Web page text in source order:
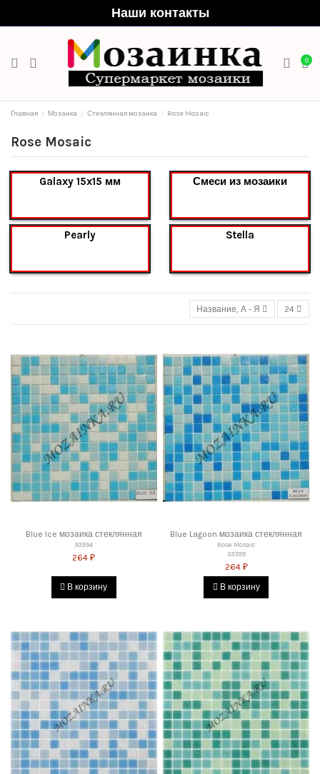
Наши контакты
0
Главная Мозаика Стеклянная мозаика Rose Mosaic
Rose Mosaic
Galaxy 15x15 мм Смеси из мозаики
Pearly Stella
Название, А - Я 24
Blue Ice мозаика стеклянная
33394
264 ₽
В корзину
Blue Lagoon мозаика стеклянная
Rose Mosaic
33395
264 ₽
В корзину